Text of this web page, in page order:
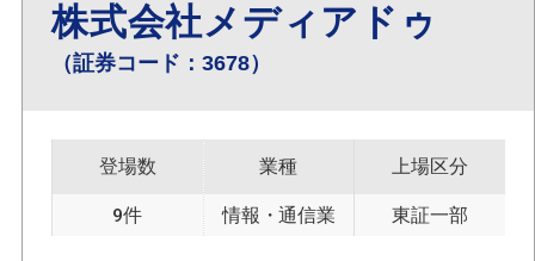
株式会社メディアドゥ
（証券コード：3678）
登場数
9件
業種
情報・通信業
上場区分
東証一部